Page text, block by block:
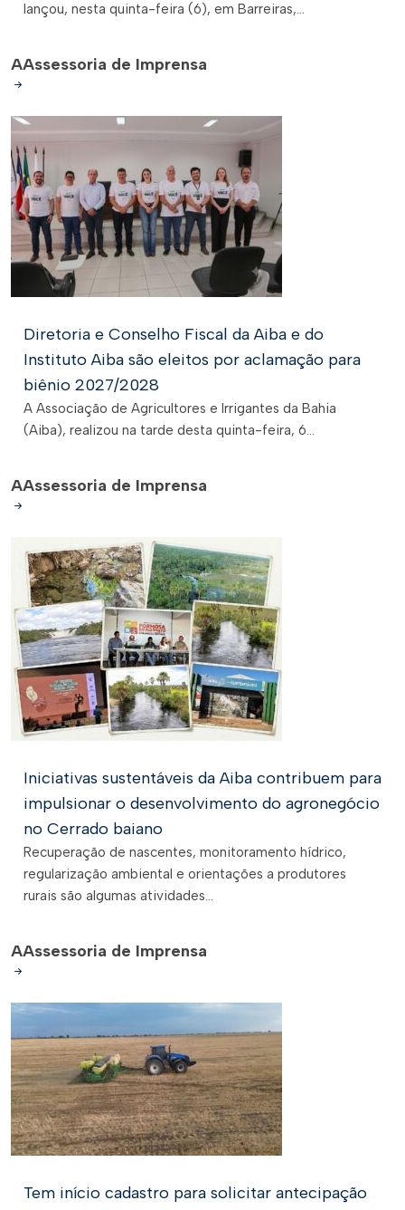
lançou, nesta quinta-feira (6), em Barreiras,...
AAssessoria de Imprensa
Diretoria e Conselho Fiscal da Aiba e do
Instituto Aiba são eleitos por aclamação para
biênio 2027/2028
A Associação de Agricultores e Irrigantes da Bahia
(Aiba), realizou na tarde desta quinta-feira, 6...
AAssessoria de Imprensa
Iniciativas sustentáveis da Aiba contribuem para
impulsionar o desenvolvimento do agronegócio
no Cerrado baiano
Recuperação de nascentes, monitoramento hídrico,
regularização ambiental e orientações a produtores
rurais são algumas atividades...
AAssessoria de Imprensa
Tem início cadastro para solicitar antecipação